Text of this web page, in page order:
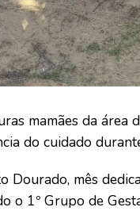
mamães da área
do cuidado
Dourado, mês
o 1º Grupo de